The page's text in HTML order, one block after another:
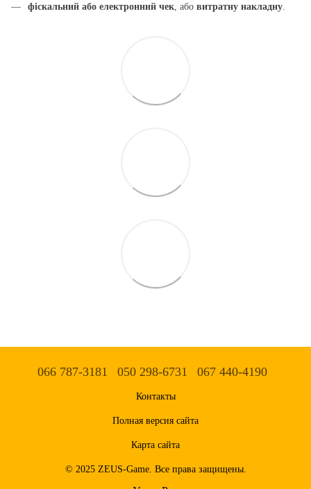
фіскальний або електронний чек , або витратну накладну
066 787-3181 050 298-6731 067 440-4190
Контакты
Полная версия сайта
Карта сайта
© 2025 ZEUS-Game. Все права защищены.